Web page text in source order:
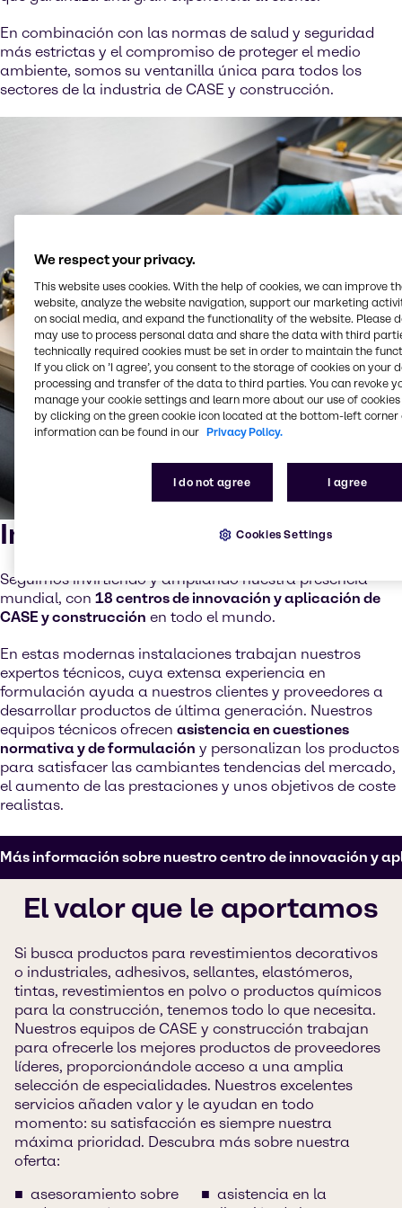
En combinación con las normas de salud y seguridad
más estrictas y el compromiso de proteger el medio
ambiente, somos su ventanilla única para todos los
sectores de la industria de CASE y construcción.
Innovación y conocimiento
Seguimos invirtiendo y ampliando nuestra presencia
mundial, con 18 centros de innovación y aplicación de
CASE y construcción en todo el mundo.
En estas modernas instalaciones trabajan nuestros
expertos técnicos, cuya extensa experiencia en
formulación ayuda a nuestros clientes y proveedores a
desarrollar productos de última generación. Nuestros
equipos técnicos ofrecen asistencia en cuestiones
normativa y de formulación y personalizan los productos
para satisfacer las cambiantes tendencias del mercado,
el aumento de las prestaciones y unos objetivos de coste
realistas.
Más información sobre nuestro centro de innovación y
El valor que le aportamos
Si busca productos para revestimientos decorativos
o industriales, adhesivos, sellantes, elastómeros,
tintas, revestimientos en polvo o productos químicos
para la construcción, tenemos todo lo que necesita.
Nuestros equipos de CASE y construcción trabajan
para ofrecerle los mejores productos de proveedores
líderes, proporcionándole acceso a una amplia
selección de especialidades. Nuestros excelentes
servicios añaden valor y le ayudan en todo
momento: su satisfacción es siempre nuestra
máxima prioridad. Descubra más sobre nuestra
oferta:
asesoramiento sobre
asistencia en la
We respect your privacy.
This website uses cookies. With the help of cookies, we can improve
website, analyze the website navigation, support our marketing
on social media, and expand the functionality of the website. Please
may use to process personal data and share the data with third
technically required cookies must be set in order to maintain the
If you click on ’I agree’, you consent to the storage of cookies on your
processing and transfer of the data to third parties. You can revoke
manage your cookie settings and learn more about our use of cookies
by clicking on the green cookie icon located at the bottom-left corner
information can be found in our Privacy Policy.
I do not agree I agree
Cookies Settings